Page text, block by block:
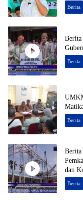
Berita
Berita
Berita
dan
Berita